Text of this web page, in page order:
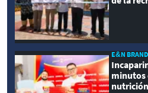
E&N
minutos
nutrición